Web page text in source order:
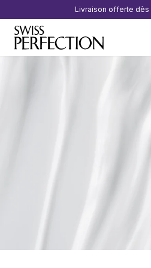
Livraison offerte dès